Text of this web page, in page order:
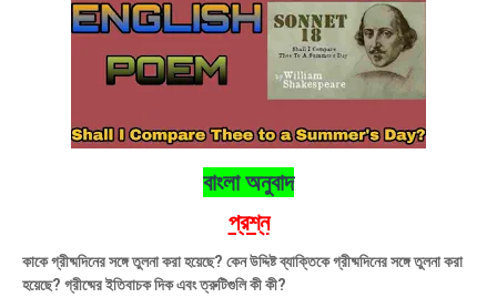
বাংলা অনুবাদ
প্রশ্ন
কাকে গ্রীষ্মদিনের সঙ্গে তুলনা করা হয়েছে? কেন উদ্দিষ্ট ব্যাক্তিকে গ্রীষ্মদিনের সঙ্গে তুলনা করা
হয়েছে? গ্রীষ্মের ইতিবাচক দিক এবং ত্রুটিগুলি কী কী?